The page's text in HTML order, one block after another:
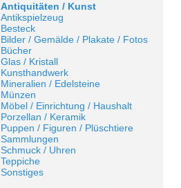
Antiquitäten / Kunst
Antikspielzeug
Besteck
Bilder / Gemälde / Plakate / Fotos
Bücher
Glas / Kristall
Kunsthandwerk
Mineralien / Edelsteine
Münzen
Möbel / Einrichtung / Haushalt
Porzellan / Keramik
Puppen / Figuren / Plüschtiere
Sammlungen
Schmuck / Uhren
Teppiche
Sonstiges